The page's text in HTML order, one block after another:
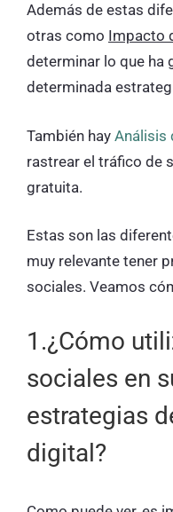
Además de estas
otras como Impacto
determinar lo que ha
determinada
También hay Análisis
rastrear el tráfico de
gratuita.
Estas son las
muy relevante tener
sociales. Veamos
1.¿Cómo
sociales en
estrategias
digital?